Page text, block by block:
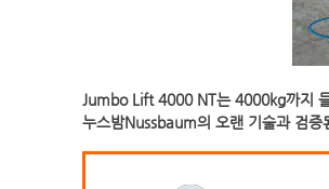
Jumbo Lift 4000 NT는 4000kg까지
누스밤Nussbaum의 오랜 기술과 검증